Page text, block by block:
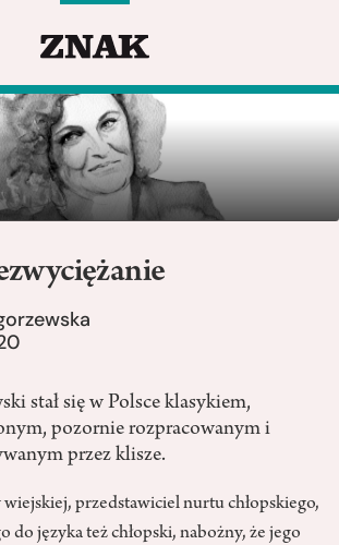
stał się w Polsce klasykiem,
pozornie rozpracowanym i
przez klisze.
przedstawiciel nurtu chłopskiego,
do języka też chłopski, nabożny, że jego